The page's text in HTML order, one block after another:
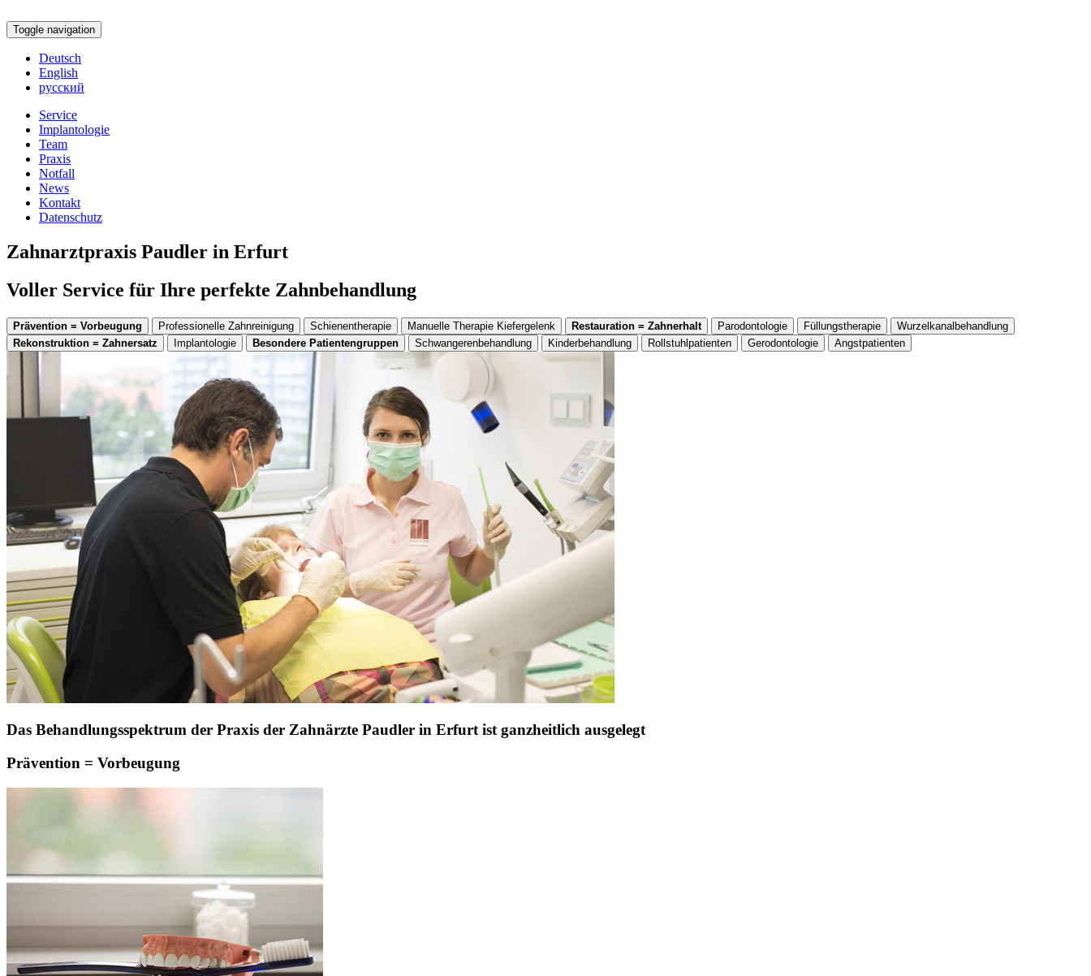
Toggle navigation
Deutsch
English
русский
Service
Implantologie
Team
Praxis
Notfall
News
Kontakt
Datenschutz
Zahnarztpraxis Paudler in Erfurt
Voller Service für Ihre perfekte Zahnbehandlung
Prävention = Vorbeugung Professionelle Zahnreinigung Schienentherapie Manuelle Therapie Kiefergelenk Restauration = Zahnerhalt Parodontologie Füllungstherapie
Wurzelkanalbehandlung
Rekonstruktion = Zahnersatz
Implantologie Besondere Patientengruppen Schwangerenbehandlung Kinderbehandlung Rollstuhlpatienten Gerodontologie Angstpatienten
Das Behandlungsspektrum der Praxis der Zahnärzte Paudler in Erfurt ist ganzheitlich ausgelegt
Prävention = Vorbeugung